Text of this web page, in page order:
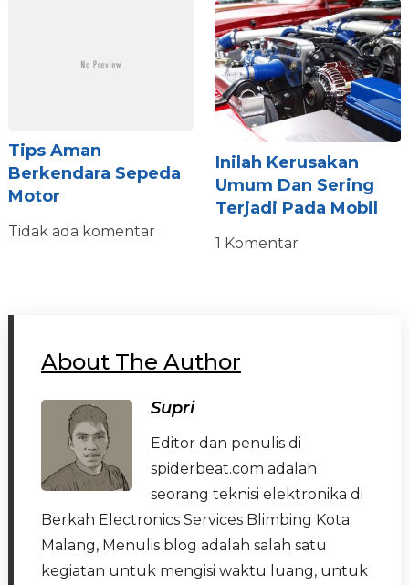
Tips Aman
Berkendara Sepeda
Motor
Tidak ada komentar
Inilah Kerusakan
Umum Dan Sering
Terjadi Pada Mobil
1 Komentar
About The Author
Supri
Editor dan penulis di
spiderbeat.com adalah
seorang teknisi elektronika di
Berkah Electronics Services Blimbing Kota
Malang, Menulis blog adalah salah satu
kegiatan untuk mengisi waktu luang, untuk